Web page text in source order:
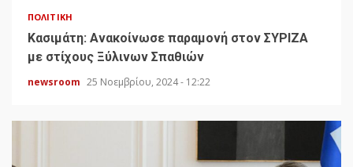
ΠΟΛΙΤΙΚΉ
Κασιμάτη: Ανακοίνωσε παραμονή στον ΣΥΡΙΖΑ
με στίχους Ξύλινων Σπαθιών
newsroom 25 Νοεμβρίου, 2024 - 12:22